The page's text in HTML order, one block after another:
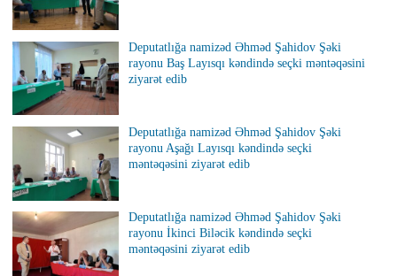
Deputatlığa namizəd Əhməd Şahidov Şəki
rayonu Baş Layısqı kəndində seçki məntəqəsini
ziyarət edib
Deputatlığa namizəd Əhməd Şahidov Şəki
rayonu Aşağı Layısqı kəndində seçki
məntəqəsini ziyarət edib
Deputatlığa namizəd Əhməd Şahidov Şəki
rayonu İkinci Biləcik kəndində seçki
məntəqəsini ziyarət edib